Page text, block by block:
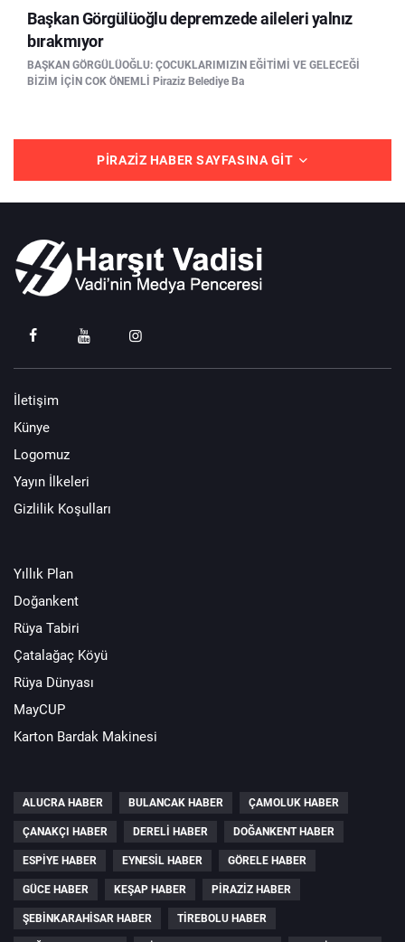
Başkan Görgülüoğlu depremzede aileleri yalnız
bırakmıyor
BAŞKAN GÖRGÜLÜOĞLU: ÇOCUKLARIMIZIN EĞİTİMİ VE GELECEĞİ
BİZİM İÇİN COK ÖNEMLİ Piraziz Belediye Ba
PIRAZIZ HABER SAYFASINA GIT
İletişim
Künye
Logomuz
Yayın İlkeleri
Gizlilik Koşulları
Yıllık Plan
Doğankent
Rüya Tabiri
Çatalağaç Köyü
Rüya Dünyası
MayCUP
Karton Bardak Makinesi
ALUCRA HABER BULANCAK HABER ÇAMOLUK HABER
ÇANAKÇI HABER DERELI HABER DOĞANKENT HABER
ESPIYE HABER EYNESIL HABER GÖRELE HABER
GÜCE HABER KEŞAP HABER PIRAZIZ HABER
ŞEBINKARAHISAR HABER TIREBOLU HABER